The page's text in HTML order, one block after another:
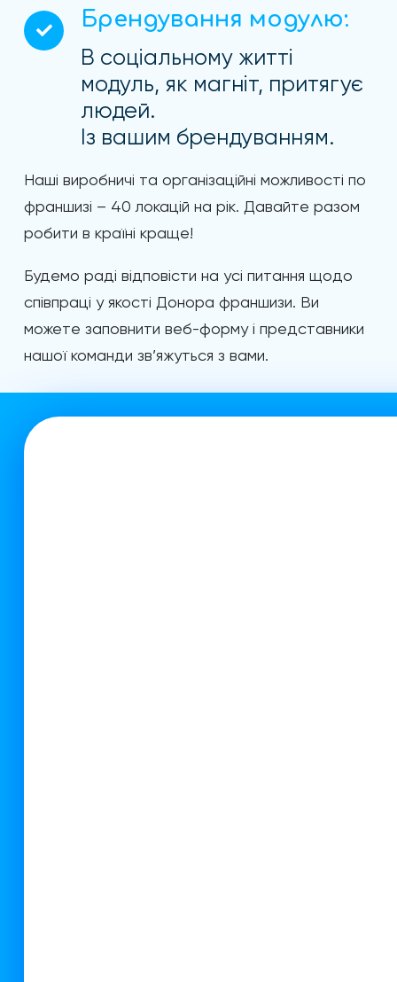
Брендування модулю:
В соціальному житті
модуль, як магніт, притягує
людей.
Із вашим брендуванням.
Наші виробничі та організаційні можливості по
франшизі – 40 локацій на рік. Давайте разом
робити в країні краще!
Будемо раді відповісти на усі питання щодо
співпраці у якості Донора франшизи. Ви
можете заповнити веб-форму і представники
нашої команди зв’яжуться з вами.